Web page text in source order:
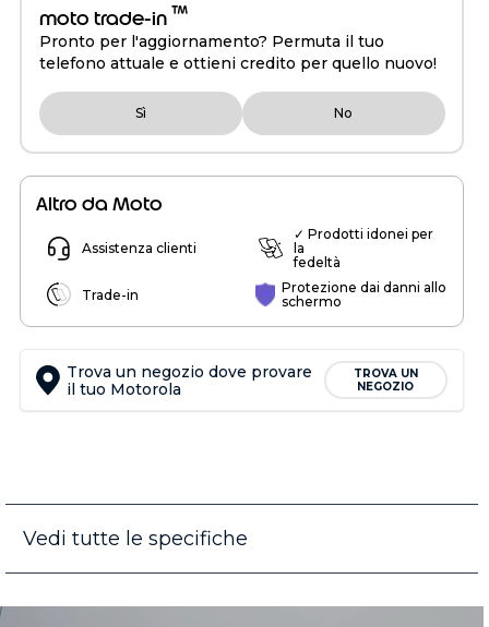
moto trade-in ™
Pronto per l'aggiornamento? Permuta il tuo
telefono attuale e ottieni credito per quello nuovo!
Sì No
Altro da Moto
Assistenza clienti
✓ Prodotti idonei per
la
fedeltà
Trade-in
Protezione dai danni allo
schermo
Trova un negozio dove provare
il tuo Motorola
TROVA UN
NEGOZIO
Vedi tutte le specifiche